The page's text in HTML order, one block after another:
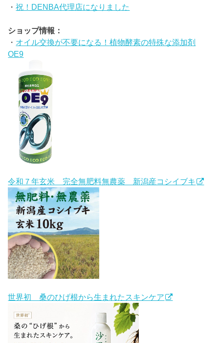
・祝！DENBA代理店になりました
ショップ情報：
・ オイル交換が不要になる！植物酵素の特殊な添加剤
OE9
令和７年玄米 完全無肥料無農薬 新潟産コシイブキ
世界初 桑のひげ根から生まれたスキンケア